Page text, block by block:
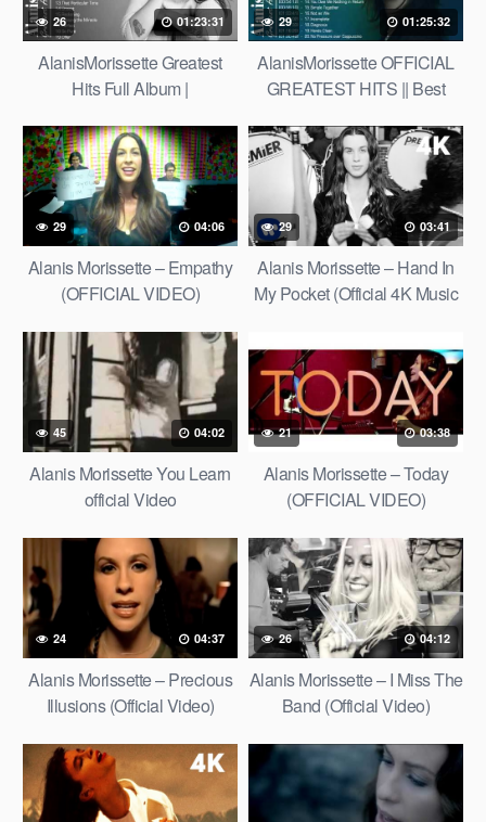
26 01:23:31
AlanisMorissette Greatest
Hits Full Album |
Playlist 2021
29 01:25:32
AlanisMorissette OFFICIAL
GREATEST HITS || Best
29 04:06
Alanis Morissette – Empathy
(OFFICIAL VIDEO)
29 03:41
Alanis Morissette – Hand In
My Pocket (Official 4K Music
45 04:02
Alanis Morissette You Learn
official Video
21 03:38
Alanis Morissette – Today
(OFFICIAL VIDEO)
24 04:37
Alanis Morissette – Precious
Illusions (Official Video)
26 04:12
Alanis Morissette – I Miss The
Band (Official Video)